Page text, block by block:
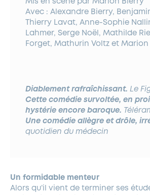
Avec : Alexandre Bierry,
Thierry Lavat, Anne-Sophie
Lahmer, Serge Noël, Mathilde
Forget, Mathurin Voltz et Marion
Diablement rafraîchissant. Le
Cette comédie survoltée, en
hystérie encore baroque.
Une comédie allègre et drôle,
quotidien du médecin
Un formidable menteur
Alors qu’il vient de terminer ses